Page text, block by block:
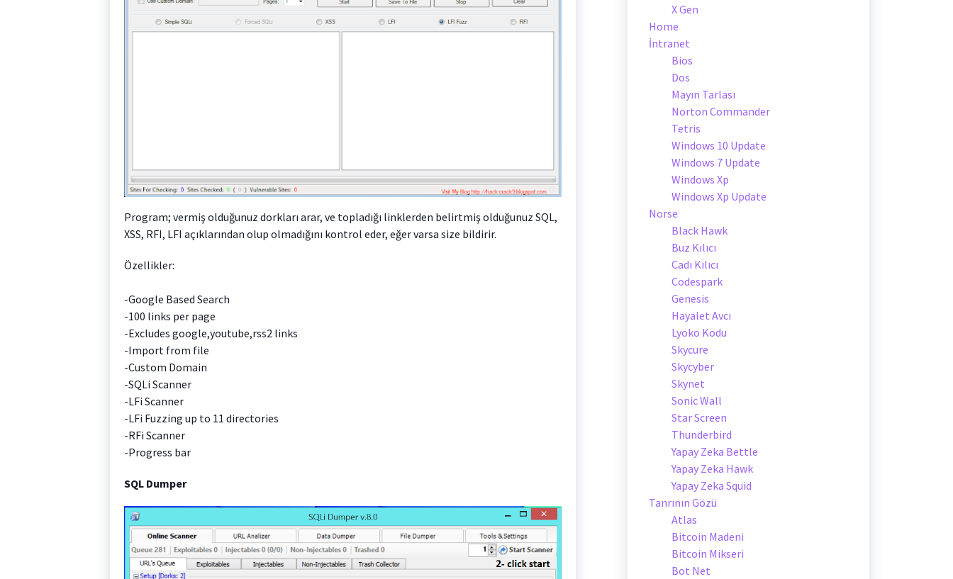
Program; vermiş olduğunuz dorkları arar, ve topladığı linklerden belirtmiş olduğunuz SQL,
XSS, RFI, LFI açıklarından olup olmadığını kontrol eder, eğer varsa size bildirir.
Özellikler:
-Google Based Search
-100 links per page
-Excludes google,youtube,rss2 links
-Import from file
-Custom Domain
-SQLi Scanner
-LFi Scanner
-LFi Fuzzing up to 11 directories
-RFi Scanner
-Progress bar
SQL Dumper
X Gen
Home
İntranet
Bios
Dos
Mayın Tarlası
Norton Commander
Tetris
Windows 10 Update
Windows 7 Update
Windows Xp
Windows Xp Update
Norse
Black Hawk
Buz Kılıcı
Cadı Kılıcı
Codespark
Genesis
Hayalet Avcı
Lyoko Kodu
Skycure
Skycyber
Skynet
Sonic Wall
Star Screen
Thunderbird
Yapay Zeka Bettle
Yapay Zeka Hawk
Yapay Zeka Squid
Tanrının Gözü
Atlas
Bitcoin Madeni
Bitcoin Mikseri
Bot Net